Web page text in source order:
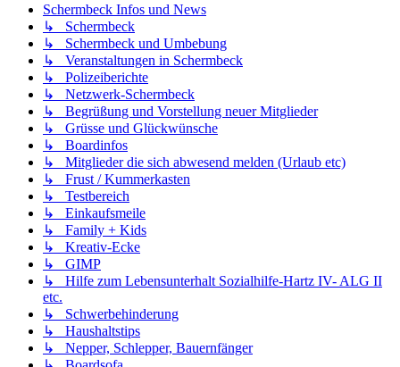
Schermbeck Infos und News
↳ Schermbeck
↳ Schermbeck und Umbebung
↳ Veranstaltungen in Schermbeck
↳ Polizeiberichte
↳ Netzwerk-Schermbeck
↳ Begrüßung und Vorstellung neuer Mitglieder
↳ Grüsse und Glückwünsche
↳ Boardinfos
↳ Mitglieder die sich abwesend melden (Urlaub etc)
↳ Frust / Kummerkasten
↳ Testbereich
↳ Einkaufsmeile
↳ Family + Kids
↳ Kreativ-Ecke
↳ GIMP
↳ Hilfe zum Lebensunterhalt Sozialhilfe-Hartz IV- ALG II
etc.
↳ Schwerbehinderung
↳ Haushaltstips
↳ Nepper, Schlepper, Bauernfänger